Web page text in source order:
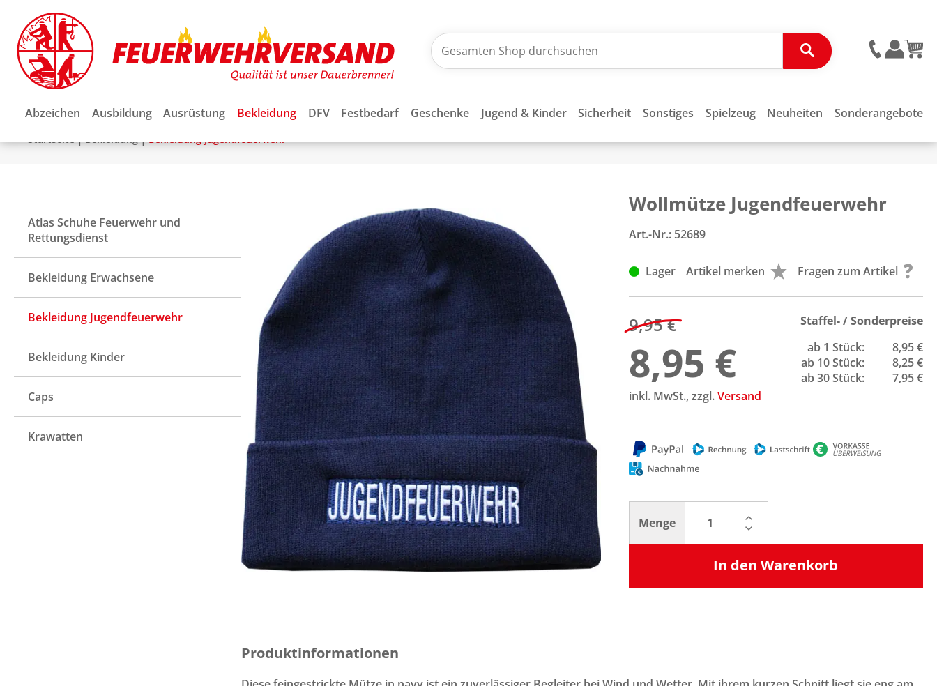
Abzeichen Ausbildung Ausrüstung Bekleidung DFV Festbedarf Geschenke Jugend & Kinder Sicherheit Sonstiges Spielzeug Neuheiten Sonderangebote
Startseite|Bekleidung|Bekleidung Jugendfeuerwehr
Atlas Schuhe Feuerwehr und
Rettungsdienst
Bekleidung Erwachsene
Bekleidung Jugendfeuerwehr
Bekleidung Kinder
Caps
Krawatten
Wollmütze Jugendfeuerwehr
Art.-Nr.: 52689
Lager Artikel merken Fragen zum Artikel
9,95 €
8,95 €
inkl. MwSt., zzgl.Versand
Staffel- / Sonderpreise
ab 1 Stück:
8,95 €
ab 10 Stück:
8,25 €
ab 30 Stück:
7,95 €
Menge
In den Warenkorb
Produktinformationen